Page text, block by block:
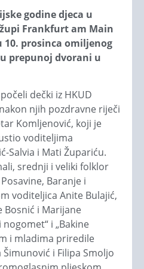
godine djeca u
Frankfurt am Main
10. prosinca omiljenog
prepunoj dvorani u
dečki iz HKUD
njih pozdravne riječi
Komljenović, koji je
voditeljima
Salvia i Mati Župariću.
srednji i veliki folklor
Baranje i
voditeljica Anite Bulajić,
Bosnić i Marijane
i „Bakine
i mladima priredile
i Filipa Smoljo